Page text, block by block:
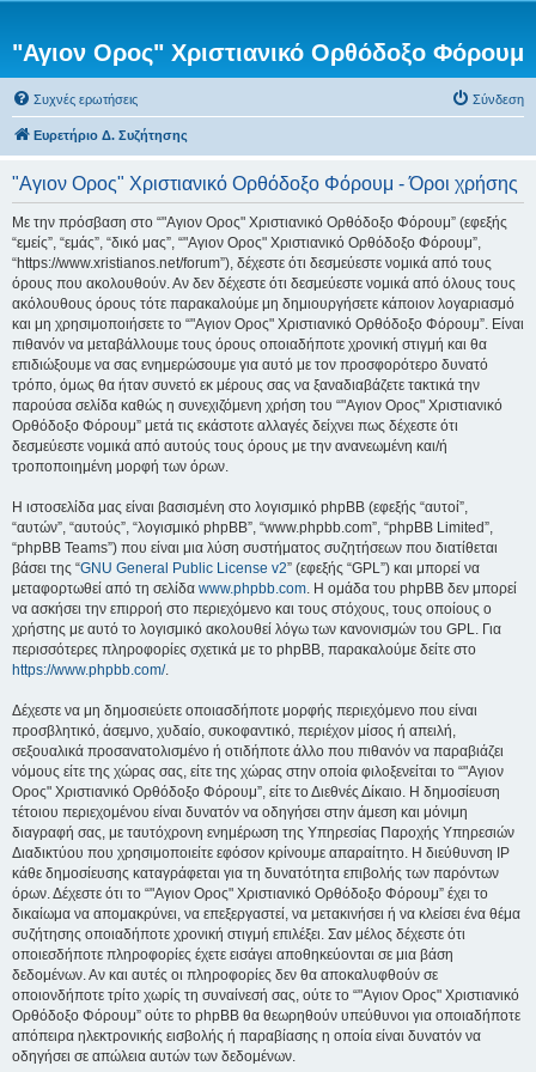
"Αγιον Ορος" Χριστιανικό Ορθόδοξο Φόρουμ
Συχνές ερωτήσεις Σύνδεση
Ευρετήριο Δ. Συζήτησης
"Αγιον Ορος" Χριστιανικό Ορθόδοξο Φόρουμ - Όροι χρήσης
Με την πρόσβαση στο “"Αγιον Ορος" Χριστιανικό Ορθόδοξο Φόρουμ” (εφεξής
“εμείς”, “εμάς”, “δικό μας”, “"Αγιον Ορος" Χριστιανικό Ορθόδοξο Φόρουμ”,
“https://www.xristianos.net/forum”), δέχεστε ότι δεσμεύεστε νομικά από τους
όρους που ακολουθούν. Αν δεν δέχεστε ότι δεσμεύεστε νομικά από όλους τους
ακόλουθους όρους τότε παρακαλούμε μη δημιουργήσετε κάποιον λογαριασμό
και μη χρησιμοποιήσετε το “"Αγιον Ορος" Χριστιανικό Ορθόδοξο Φόρουμ”. Είναι
πιθανόν να μεταβάλλουμε τους όρους οποιαδήποτε χρονική στιγμή και θα
επιδιώξουμε να σας ενημερώσουμε για αυτό με τον προσφορότερο δυνατό
τρόπο, όμως θα ήταν συνετό εκ μέρους σας να ξαναδιαβάζετε τακτικά την
παρούσα σελίδα καθώς η συνεχιζόμενη χρήση του “"Αγιον Ορος" Χριστιανικό
Ορθόδοξο Φόρουμ” μετά τις εκάστοτε αλλαγές δείχνει πως δέχεστε ότι
δεσμεύεστε νομικά από αυτούς τους όρους με την ανανεωμένη και/ή
τροποποιημένη μορφή των όρων.
Η ιστοσελίδα μας είναι βασισμένη στο λογισμικό phpBB (εφεξής “αυτοί”,
“αυτών”, “αυτούς”, “λογισμικό phpBB”, “www.phpbb.com”, “phpBB Limited”,
“phpBB Teams”) που είναι μια λύση συστήματος συζητήσεων που διατίθεται
βάσει της “GNU General Public License v2” (εφεξής “GPL”) και μπορεί να
μεταφορτωθεί από τη σελίδα www.phpbb.com. Η ομάδα του phpBB δεν μπορεί
να ασκήσει την επιρροή στο περιεχόμενο και τους στόχους, τους οποίους ο
χρήστης με αυτό το λογισμικό ακολουθεί λόγω των κανονισμών του GPL. Για
περισσότερες πληροφορίες σχετικά με το phpBB, παρακαλούμε δείτε στο
https://www.phpbb.com/.
Δέχεστε να μη δημοσιεύετε οποιασδήποτε μορφής περιεχόμενο που είναι
προσβλητικό, άσεμνο, χυδαίο, συκοφαντικό, περιέχον μίσος ή απειλή,
σεξουαλικά προσανατολισμένο ή οτιδήποτε άλλο που πιθανόν να παραβιάζει
νόμους είτε της χώρας σας, είτε της χώρας στην οποία φιλοξενείται το “"Αγιον
Ορος" Χριστιανικό Ορθόδοξο Φόρουμ”, είτε το Διεθνές Δίκαιο. Η δημοσίευση
τέτοιου περιεχομένου είναι δυνατόν να οδηγήσει στην άμεση και μόνιμη
διαγραφή σας, με ταυτόχρονη ενημέρωση της Υπηρεσίας Παροχής Υπηρεσιών
Διαδικτύου που χρησιμοποιείτε εφόσον κρίνουμε απαραίτητο. Η διεύθυνση IP
κάθε δημοσίευσης καταγράφεται για τη δυνατότητα επιβολής των παρόντων
όρων. Δέχεστε ότι το “"Αγιον Ορος" Χριστιανικό Ορθόδοξο Φόρουμ” έχει το
δικαίωμα να απομακρύνει, να επεξεργαστεί, να μετακινήσει ή να κλείσει ένα θέμα
συζήτησης οποιαδήποτε χρονική στιγμή επιλέξει. Σαν μέλος δέχεστε ότι
οποιεσδήποτε πληροφορίες έχετε εισάγει αποθηκεύονται σε μια βάση
δεδομένων. Αν και αυτές οι πληροφορίες δεν θα αποκαλυφθούν σε
οποιονδήποτε τρίτο χωρίς τη συναίνεσή σας, ούτε το “"Αγιον Ορος" Χριστιανικό
Ορθόδοξο Φόρουμ” ούτε το phpBB θα θεωρηθούν υπεύθυνοι για οποιαδήποτε
απόπειρα ηλεκτρονικής εισβολής ή παραβίασης η οποία είναι δυνατόν να
οδηγήσει σε απώλεια αυτών των δεδομένων.